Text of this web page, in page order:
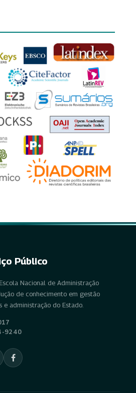
Público
Nacional de Administração
de conhecimento em gestão
e administração do Estado.
9240